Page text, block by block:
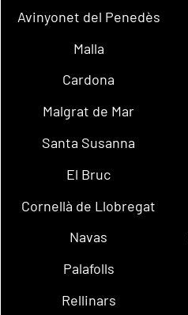
Avinyonet del Penedès
Malla
Cardona
Malgrat de Mar
Santa Susanna
El Bruc
Cornellà de Llobregat
Navas
Palafolls
Rellinars